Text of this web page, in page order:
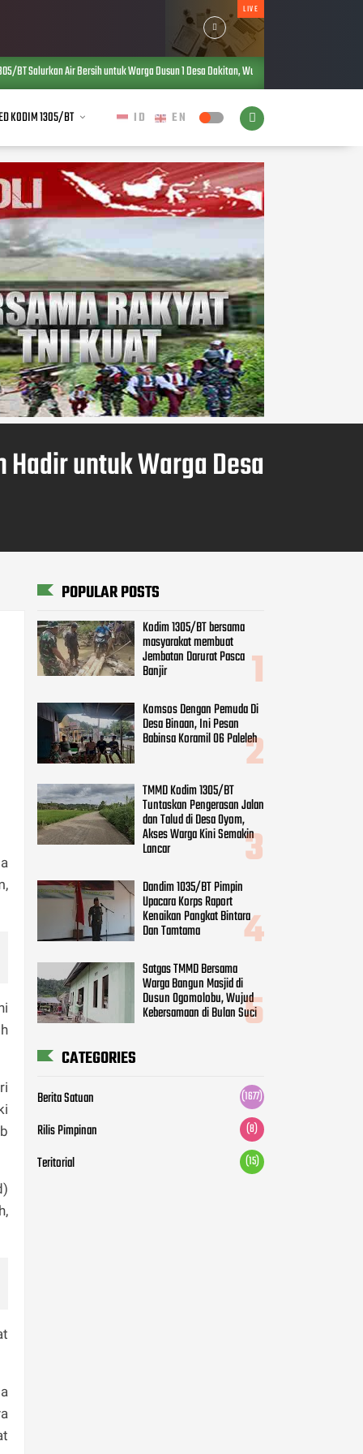
LIVE
untuk Warga Dusun 1 Desa Dakitan, Wujud Kepedulian TNI di Tengah Kebutuhan
KODIM 1305/BT
untuk Warga Desa
POPULAR POSTS
Kodim 1305/BT bersama
masyarakat membuat
Jembatan Darurat Pasca
Banjir
Komsos Dengan Pemuda Di
Desa Binaan, Ini Pesan
Babinsa Koramil 06 Paleleh
TMMD Kodim 1305/BT
Tuntaskan Pengerasan Jalan
dan Talud di Desa Oyom,
Akses Warga Kini Semakin
Lancar
Dandim 1035/BT Pimpin
Upacara Korps Raport
Kenaikan Pangkat Bintara
Dan Tamtama
Satgas TMMD Bersama
Warga Bangun Masjid di
Dusun Ogomolobu, Wujud
Kebersamaan di Bulan Suci
CATEGORIES
Berita Satuan (1677)
Rilis Pimpinan (8)
Teritorial (15)